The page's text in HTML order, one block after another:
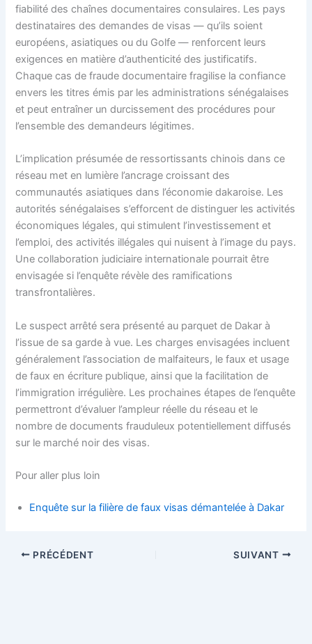
fiabilité des chaînes documentaires consulaires. Les pays
destinataires des demandes de visas — qu’ils soient
européens, asiatiques ou du Golfe — renforcent leurs
exigences en matière d’authenticité des justificatifs.
Chaque cas de fraude documentaire fragilise la confiance
envers les titres émis par les administrations sénégalaises
et peut entraîner un durcissement des procédures pour
l’ensemble des demandeurs légitimes.
L’implication présumée de ressortissants chinois dans ce
réseau met en lumière l’ancrage croissant des
communautés asiatiques dans l’économie dakaroise. Les
autorités sénégalaises s’efforcent de distinguer les activités
économiques légales, qui stimulent l’investissement et
l’emploi, des activités illégales qui nuisent à l’image du pays.
Une collaboration judiciaire internationale pourrait être
envisagée si l’enquête révèle des ramifications
transfrontalières.
Le suspect arrêté sera présenté au parquet de Dakar à
l’issue de sa garde à vue. Les charges envisagées incluent
généralement l’association de malfaiteurs, le faux et usage
de faux en écriture publique, ainsi que la facilitation de
l’immigration irrégulière. Les prochaines étapes de l’enquête
permettront d’évaluer l’ampleur réelle du réseau et le
nombre de documents frauduleux potentiellement diffusés
sur le marché noir des visas.
Pour aller plus loin
Enquête sur la filière de faux visas démantelée à Dakar
PRÉCÉDENT SUIVANT